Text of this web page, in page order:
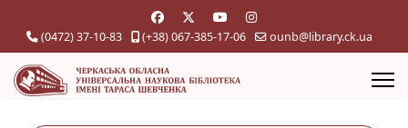
(0472) 37-10-83 (+38) 067-385-17-06 ounb@library.ck.ua